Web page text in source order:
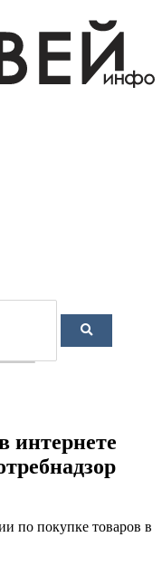
интернете
по покупке товаров в